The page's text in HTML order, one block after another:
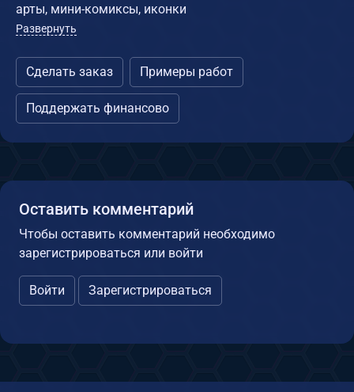
арты, мини-комиксы, иконки
Развернуть
Сделать заказ Примеры работ
Поддержать финансово
Оставить комментарий
Чтобы оставить комментарий необходимо
зарегистрироваться или войти
Войти Зарегистрироваться